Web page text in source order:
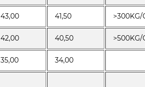
43,00 41,50 >300KG/
42,00 40,50 >500KG/
35,00 34,00